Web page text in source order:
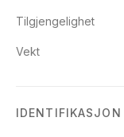
Tilgjengelighet
Vekt
IDENTIFIKASJON